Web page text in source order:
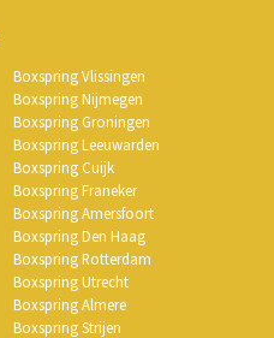
Boxspring Vlissingen
Boxspring Nijmegen
Boxspring Groningen
Boxspring Leeuwarden
Boxspring Cuijk
Boxspring Franeker
Boxspring Amersfoort
Boxspring Den Haag
Boxspring Rotterdam
Boxspring Utrecht
Boxspring Almere
Boxspring Strijen